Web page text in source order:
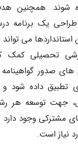
شوند. همچنین
طراحی یک برنامه
می تواند
تحصیلی کمک
صدور گواهینامه
تطبیق داده شود
جهت توسعه هر
مشترکی وجود
نیاز است.